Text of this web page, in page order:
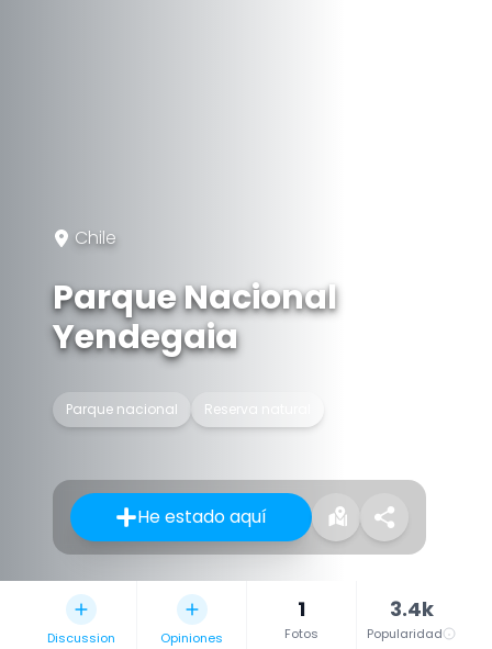
Chile
Parque Nacional
Yendegaia
Parque nacional Reserva natural
He estado aquí
Discussion Opiniones
1
Fotos
3.4k
Popularidad